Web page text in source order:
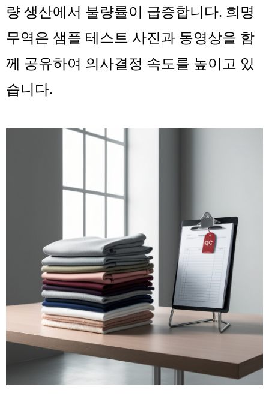
량 생산에서 불량률이 급증합니다. 희명
무역은 샘플 테스트 사진과 동영상을 함
께 공유하여 의사결정 속도를 높이고 있
습니다.